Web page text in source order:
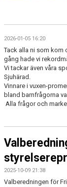
2026-01-05 16:20
Tack alla ni som kom
gång hade vi
Vi tackar även våra
Sjuhärad.
Vinnare i vuxen-
bland barnfrågorna
Alla frågor och
2025-10-09 21:38
Valberedningen för